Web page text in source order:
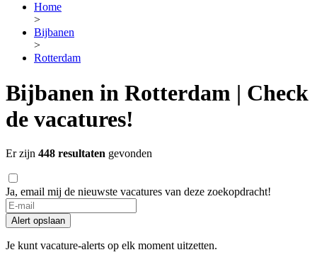
Home
>
Bijbanen
>
Rotterdam
Bijbanen in Rotterdam | Check
de vacatures!
Er zijn 448 resultaten gevonden
Ja, email mij de nieuwste vacatures van deze zoekopdracht!
Alert opslaan
Je kunt vacature-alerts op elk moment uitzetten.